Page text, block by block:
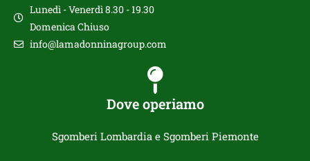
Lunedì - Venerdì 8.30 - 19.30
Domenica Chiuso
info@lamadonninagroup.com
Dove operiamo
Sgomberi Lombardia e Sgomberi Piemonte